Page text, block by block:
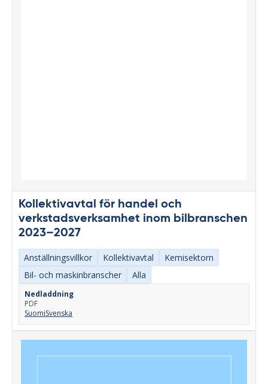
Kollektivavtal för handel och
verkstadsverksamhet inom bilbranschen
2023–2027
Anställningsvillkor Kollektivavtal
Kemisektorn
Bil- och maskinbranscher
Alla
Nedladdning
PDF
SuomiSvenska